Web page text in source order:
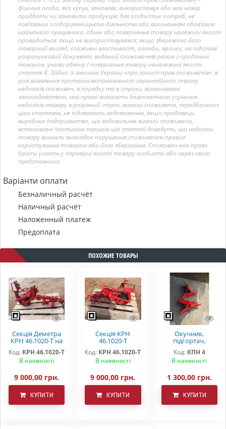
фізична особа, яка купує, замовляє, використовує або має намір
придбати чи замовити продукцію для особистих потреб, не
пов’язаних з підприємницькою діяльністю або виконанням обов’язків
найманого працівника. обмін або повернення товару належної якості
провадиться: якщо не використовувався; якщо збережено його
товарний вигляд, споживчі властивості, пломби, ярлики; на підставі
розрахунковий документ, виданий споживачеві разом з проданим
товаром. умови обміну / повернення товару неналежної якості
стаття 8. Згідно із законом України «про захист прав споживачів»: в
разі виявлення протягом встановленого гарантійного строку
недоліків споживач, в порядку та в строки, встановлені
законодавством, має право вимагати безоплатного усунення
недоліків товару в розумний строк. вимоги споживача, передбачених
цією статтею, не підлягають задоволенню, якщо продавець,
виробник (підприємство, що задовольняє вимоги споживача,
встановлені частиною першою цієї статті) доведуть, що недоліки
товару виникли внаслідок порушення споживачем правил
користування товаром або його зберігання. Споживач має право
брати участь у перевірці якості товару особисто або через свого
представника.
Варіанти оплати
Безналичный расчёт
Наличный расчёт
Наложенный платеж
Предоплата
ПОХОЖИЕ ТОВАРЫ
Секція Деметра
КРН 46.1020-Т на
Код: КРН 46.1020-Т
В наявності
9 000,00 грн.
КУПИТИ
Секція КРН
46.1020-Т
Код: КРН 46.1020-Т
В наявності
9 000,00 грн.
КУПИТИ
Окучник,
підгортач,
загортач КРН
Код: КПН 4
В наявності
1 300,00 грн.
КУПИТИ